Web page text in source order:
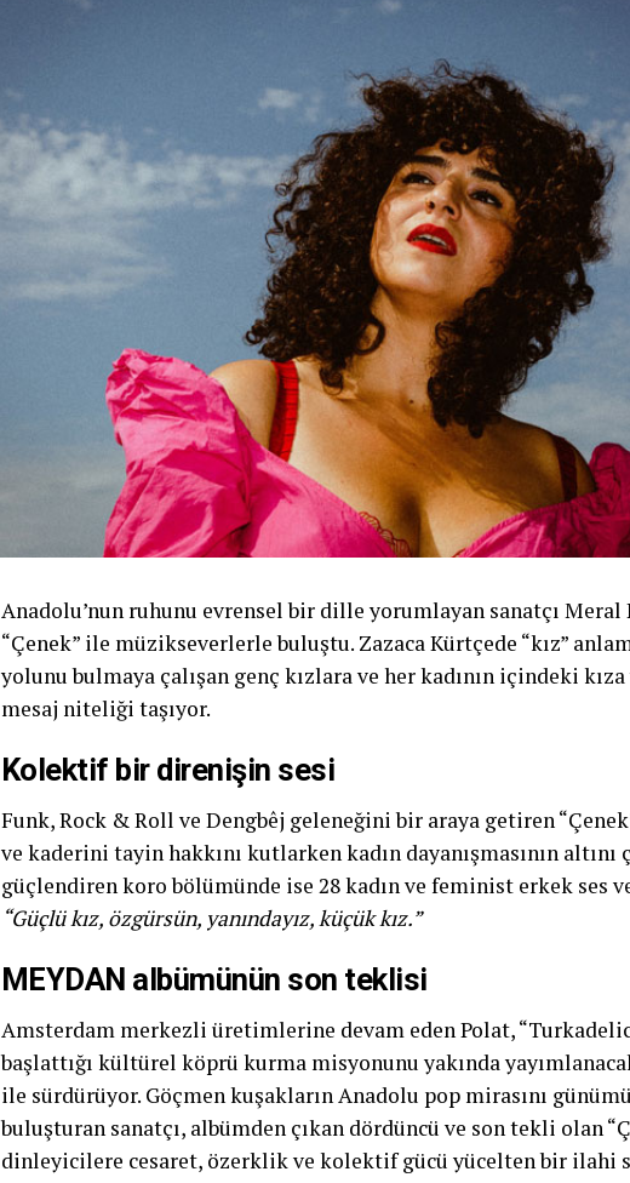
Anadolu’nun ruhunu evrensel bir dille yorumlayan sanatçı
“Çenek” ile müzikseverlerle buluştu. Zazaca Kürtçede “kız”
yolunu bulmaya çalışan genç kızlara ve her kadının içindeki
mesaj niteliği taşıyor.
Kolektif bir direnişin sesi
Funk, Rock & Roll ve Dengbêj geleneğini bir araya getiren
ve kaderini tayin hakkını kutlarken kadın dayanışmasının altını
güçlendiren koro bölümünde ise 28 kadın ve feminist erkek ses
“Güçlü kız, özgürsün, yanındayız, küçük kız.”
MEYDAN albümünün son teklisi
Amsterdam merkezli üretimlerine devam eden Polat,
başlattığı kültürel köprü kurma misyonunu yakında
ile sürdürüyor. Göçmen kuşakların Anadolu pop mirasını
buluşturan sanatçı, albümden çıkan dördüncü ve son tekli olan
dinleyicilere cesaret, özerklik ve kolektif gücü yücelten bir ilahi